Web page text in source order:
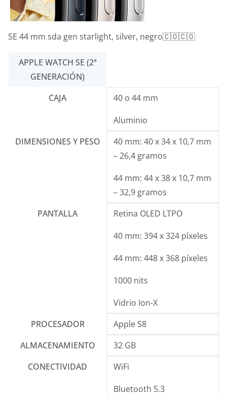
SE 44 mm sda gen starlight, silver, negro🇨🇴🇨🇴
APPLE WATCH SE (2ª
GENERACIÓN)
CAJA
40 o 44 mm
Aluminio
DIMENSIONES Y PESO
40 mm: 40 x 34 x 10,7 mm
– 26,4 gramos
44 mm: 44 x 38 x 10,7 mm
– 32,9 gramos
PANTALLA
Retina OLED LTPO
40 mm: 394 x 324 píxeles
44 mm: 448 x 368 píxeles
1000 nits
Vidrio Ion-X
PROCESADOR
Apple S8
ALMACENAMIENTO
32 GB
CONECTIVIDAD
WiFi
Bluetooth 5.3